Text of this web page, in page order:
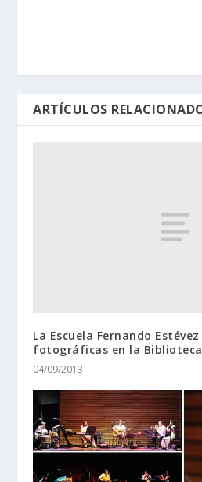
ARTÍCULOS
La Escuela Fernando
fotográficas en la
04/09/2013